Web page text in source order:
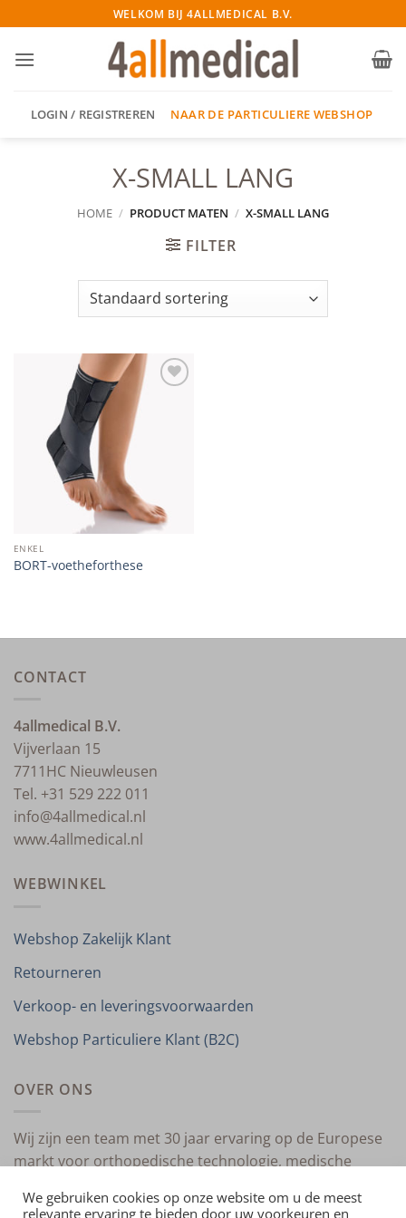
naar
inhoud
WELKOM BIJ 4ALLMEDICAL B.V.
LOGIN / REGISTREREN NAAR DE PARTICULIERE WEBSHOP
X-SMALL LANG
HOME / PRODUCT MATEN / X-SMALL LANG
FILTER
ENKEL
BORT-voetheforthese
CONTACT
4allmedical B.V.
Vijverlaan 15
7711HC Nieuwleusen
Tel. +31 529 222 011
info@4allmedical.nl
www.4allmedical.nl
WEBWINKEL
Webshop Zakelijk Klant
Retourneren
Verkoop- en leveringsvoorwaarden
Webshop Particuliere Klant (B2C)
OVER ONS
Wij zijn een team met 30 jaar ervaring op de Europese
markt voor orthopedische technologie, medische
We gebruiken cookies op onze website om u de meest
relevante ervaring te bieden door uw voorkeuren en